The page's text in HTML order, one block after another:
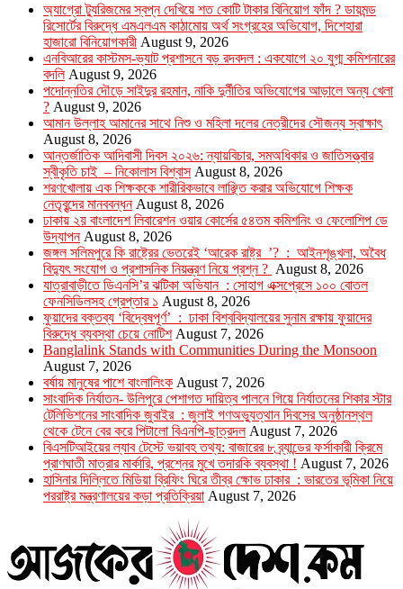
অ্যাগ্রো ট্যুরিজমের স্বপ্ন দেখিয়ে শত কোটি টাকার বিনিয়োগ ফাঁদ ? ডায়মন্ড
রিসোর্টের বিরুদ্ধে এমএলএম কাঠামোয় অর্থ সংগ্রহের অভিযোগ, দিশেহারা
হাজারো বিনিয়োগকারী August 9, 2026
এনবিআরের কাস্টমস-ভ্যাট প্রশাসনে বড় রদবদল : একযোগে ২০ যুগ্ম কমিশনারের
বদলি August 9, 2026
পদোন্নতির দৌড়ে সাইদুর রহমান, নাকি দুর্নীতির অভিযোগের আড়ালে অন্য খেলা
? August 9, 2026
আমান উল্লাহ আমানের সাথে নিশু ও মহিলা দলের নেত্রীদের সৌজন্য স্বাক্ষাৎ
August 8, 2026
আন্তর্জাতিক আদিবাসী দিবস ২০২৬: ন্যায়বিচার, সমঅধিকার ও জাতিসত্ত্বার
স্বীকৃতি চাই – নিকোলাস বিশ্বাস August 8, 2026
শরণখোলায় এক শিক্ষককে শারীরিকভাবে লাঞ্ছিত করার অভিযোগে শিক্ষক
নেতৃবৃন্দের মানববন্ধন August 8, 2026
ঢাকায় ২য় বাংলাদেশ লিবারেশন ওয়ার কোর্সের ৫৪তম কমিশনিং ও ফেলোশিপ ডে
উদ্‌যাপন August 8, 2026
জঙ্গল সলিমপুরে কি রাষ্ট্রের ভেতরেই ‘আরেক রাষ্ট্র ’? : আইনশৃঙ্খলা, অবৈধ
বিদ্যুৎ সংযোগ ও প্রশাসনিক নিয়ন্ত্রণ নিয়ে প্রশ্ন ? August 8, 2026
যাত্রাবাড়ীতে ডিএনসি’র ঝটিকা অভিযান : সোহাগ এক্সপ্রেসে ১০০ বোতল
ফেনসিডিলসহ গ্রেপ্তার ১ August 8, 2026
ফুয়াদের বক্তব্য ‘বিদ্বেষপূর্ণ’ : ঢাকা বিশ্ববিদ্যালয়ের সুনাম রক্ষায় ফুয়াদের
বিরুদ্ধে ব্যবস্থা চেয়ে নোটিশ August 7, 2026
Banglalink Stands with Communities During the Monsoon
August 7, 2026
বর্ষায় মানুষের পাশে বাংলালিংক August 7, 2026
সাংবাদিক নির্যাতন- উলিপুরে পেশাগত দায়িত্ব পালনে গিয়ে নির্যাতনের শিকার স্টার
টেলিভিশনের সাংবাদিক জুবাইর : জুলাই গণঅভ্যুত্থান দিবসের অনুষ্ঠানস্থল
থেকে টেনে বের করে পিটালো বিএনপি-ছাত্রদল August 7, 2026
বিএসটিআইয়ের ল্যাব টেস্টে ভয়াবহ তথ্য: বাজারের ৮ ব্র্যান্ডের ফর্সাকারী ক্রিমে
প্রাণঘাতী মাত্রার মার্কারি, প্রশ্নের মুখে তদারকি ব্যবস্থা ! August 7, 2026
হাসিনার দিল্লিতে মিডিয়া ব্রিফিং ঘিরে তীব্র ক্ষোভ ঢাকার : ভারতের ভূমিকা নিয়ে
পররাষ্ট্র মন্ত্রণালয়ের কড়া প্রতিক্রিয়া August 7, 2026